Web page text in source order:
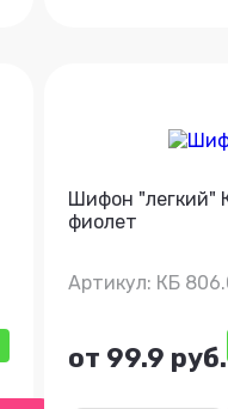
Шифон "легкий"
фиолет
Артикул: КБ
от 99.9 руб.